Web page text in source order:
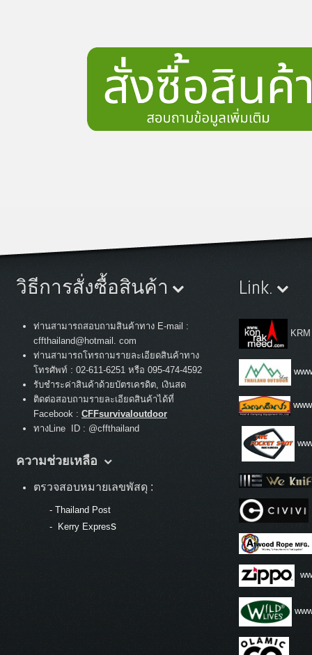
วิธีการสั่งซื้อสินค้า
ท่านสามารถสอบถามสินค้าทาง E-mail :
cffthailand@hotmail. com
ท่านสามารถโทรถามรายละเอียดสินค้าทาง
โทรศัพท์ : 02-611-6251 หรือ 095-474-4592
รับชำระค่าสินค้าด้วยบัตรเครดิต, เงินสด
ติดต่อสอบถามรายละเอียดสินค้าได้ที่
Facebook : CFFsurvivaloutdoor
ทางLine ID : @cffthailand
ความช่วยเหลือ
ตรวจสอบหมายเลขพัสดุ :
- Thailand Post
-
Kerry Express
Link.
KRM